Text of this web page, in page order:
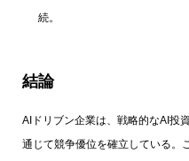
続。
結論
AIドリブン企業は、戦略的なAI投
通じて競争優位を確立している。